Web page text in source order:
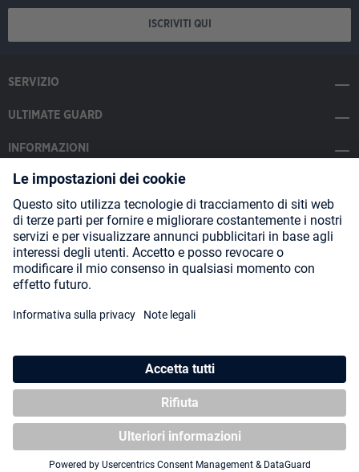
ISCRIVITI QUI
SERVIZIO
ULTIMATE GUARD
INFORMAZIONI
SOCIAL MEDIA
Payment Methods
Shipping
Blog
spese di spedizione, se non diversamente indicato.